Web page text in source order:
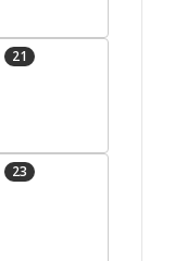
21
23